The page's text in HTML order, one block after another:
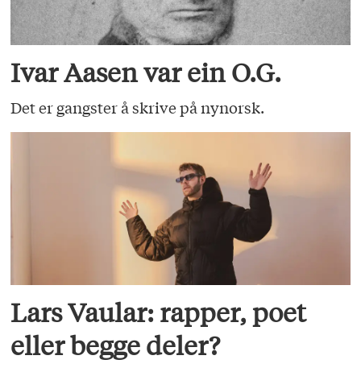
Ivar Aasen var ein O.G.
Det er gangster å skrive på nynorsk.
Lars Vaular: rapper, poet
eller begge deler?